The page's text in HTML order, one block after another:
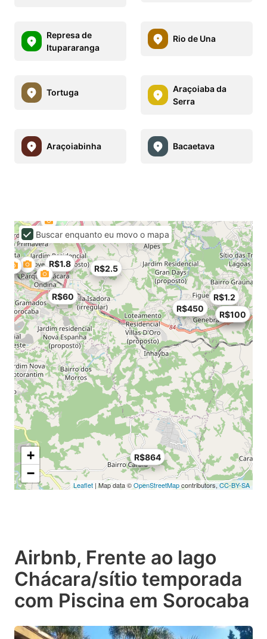
Represa de
Itupararanga
Rio de Una
Tortuga
Araçoiaba da
Serra
Araçoiabinha Bacaetava
R$864
R$1.8 R$2.5
R$60
R$1.2
R$450
R$100
R$100
+
−
Leaflet | Map data ©OpenStreetMapcontributors,CC-BY-SA
Buscar enquanto eu movo o mapa
Airbnb, Frente ao lago
Chácara/sítio temporada
com Piscina em Sorocaba